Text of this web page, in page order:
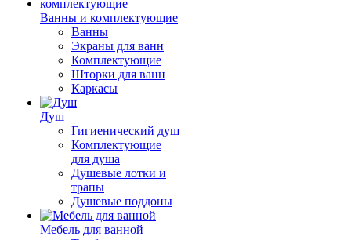
Ванны и комплектующие
Ванны
Экраны для ванн
Комплектующие
Шторки для ванн
Каркасы
Душ
Гигиенический душ
Комплектующие
для душа
Душевые лотки и
трапы
Душевые поддоны
Мебель для ванной